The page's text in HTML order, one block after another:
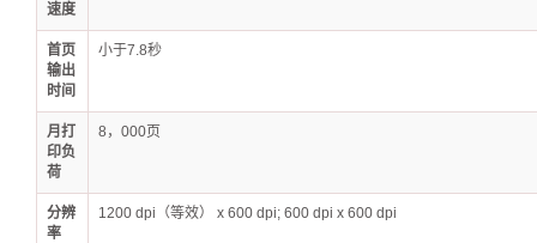
速度
首页
输出
时间
小于7.8秒
月打
印负
荷
8，000页
分辨
率
1200 dpi（等效） x 600 dpi; 600 dpi x 600 dpi